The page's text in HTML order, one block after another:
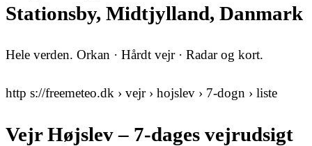
Stationsby, Midtjylland, Danmark
Hele verden. Orkan · Hårdt vejr · Radar og kort.
http s://freemeteo.dk › vejr › hojslev › 7-dogn › liste
Vejr Højslev – 7-dages vejrudsigt